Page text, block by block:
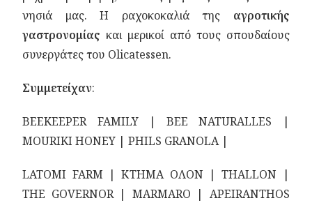
νησιά μας. Η ραχοκοκαλιά της αγροτικής
γαστρονομίας και μερικοί από τους σπουδαίους
συνεργάτες του Olicatessen.
Συμμετείχαν:
BEEKEEPER FAMILY | BEE NATURALLES |
MOURIKI HONEY | PHILS GRANOLA |
LATOMI FARM | ΚΤΗΜΑ ΟΛΟΝ | THALLON |
THE GOVERNOR | MARMARO | APEIRANTHOS